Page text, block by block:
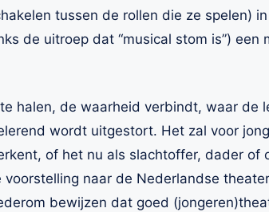
tussen de rollen die ze spelen)
de uitroep dat “musical stom is”) een
halen, de waarheid verbindt, waar de
wordt uitgestort. Het zal voor
of het nu als slachtoffer, dader of
naar de Nederlandse
bewijzen dat goed